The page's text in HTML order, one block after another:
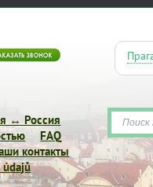
↔ Россия
FAQ
контакты
údajů